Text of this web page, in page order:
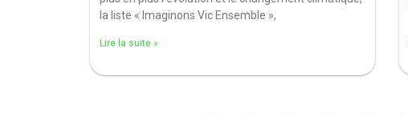
la liste « Imaginons Vic Ensemble »,
Lire la suite »